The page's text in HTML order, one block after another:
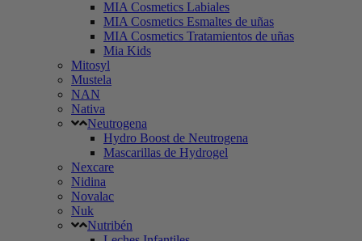
MIA Cosmetics Labiales
MIA Cosmetics Esmaltes de uñas
MIA Cosmetics Tratamientos de uñas
Mia Kids
Mitosyl
Mustela
NAN
Nativa
Neutrogena
Hydro Boost de Neutrogena
Mascarillas de Hydrogel
Nexcare
Nidina
Novalac
Nuk
Nutribén